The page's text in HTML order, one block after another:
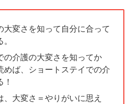
大変さを知って自分に合って
の介護の大変さを知ってか
めば、ショートステイでの介
大変さ＝やりがいに思え